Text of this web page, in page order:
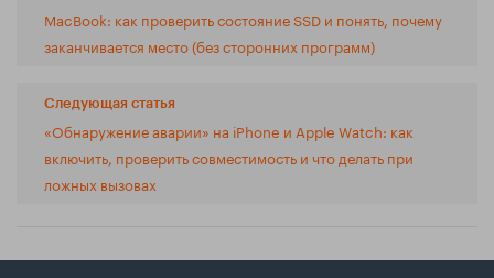
MacBook: как проверить состояние SSD и понять, почему
заканчивается место (без сторонних программ)
Следующая статья
«Обнаружение аварии» на iPhone и Apple Watch: как
включить, проверить совместимость и что делать при
ложных вызовах